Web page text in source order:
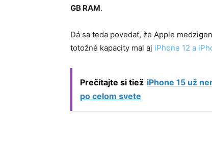
GB RAM.
Dá sa teda povedať, že Apple
totožné kapacity mal aj iPhone 12 a
Prečítajte si tiež iPhone 15 už
po celom svete